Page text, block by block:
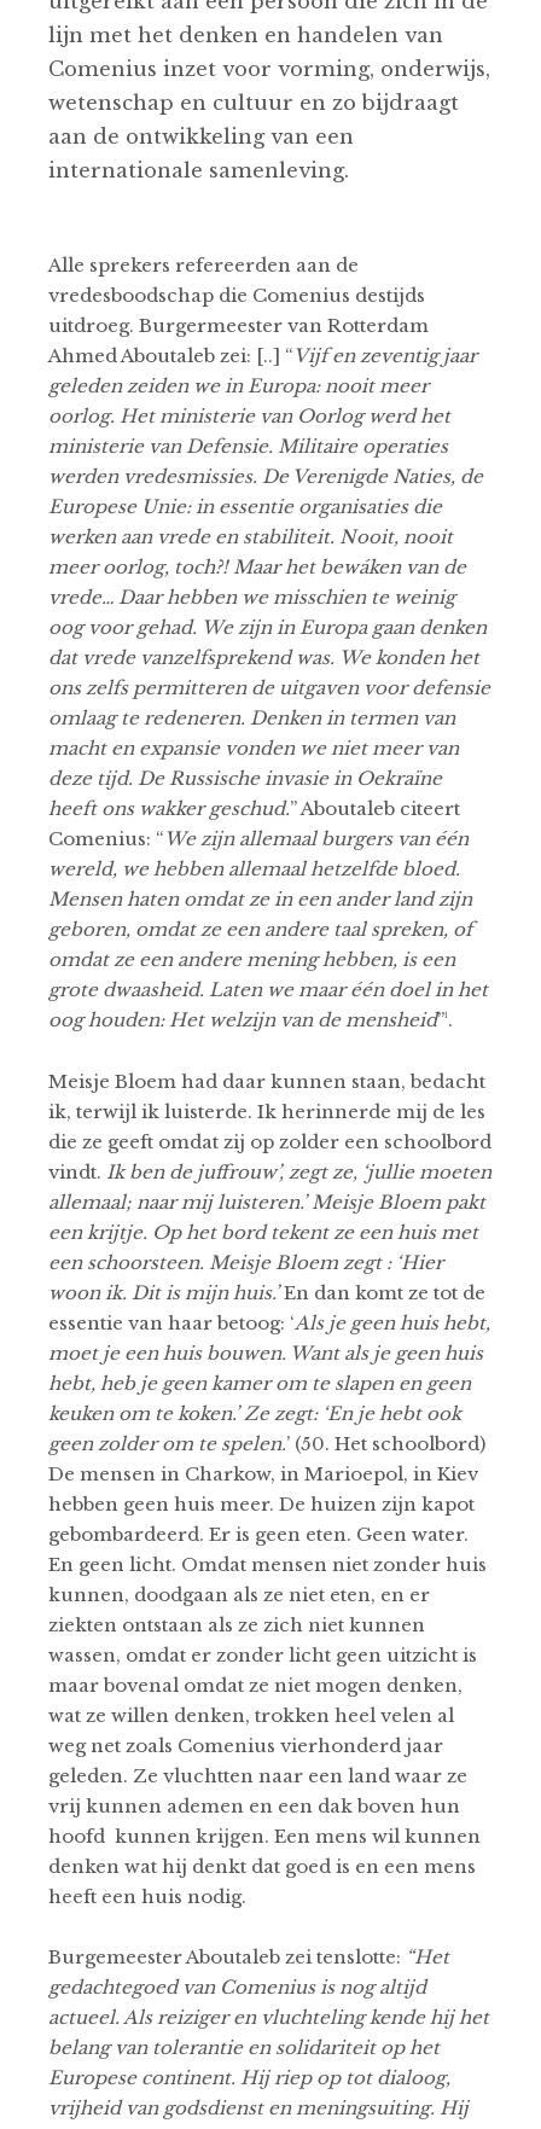
lijn met het denken en handelen van
Comenius inzet voor vorming, onderwijs,
wetenschap en cultuur en zo bijdraagt
aan de ontwikkeling van een
internationale samenleving.
Alle sprekers refereerden aan de
vredesboodschap die Comenius destijds
uitdroeg. Burgermeester van Rotterdam
Ahmed Aboutaleb zei: [..] “Vijf en zeventig jaar
geleden zeiden we in Europa: nooit meer
oorlog. Het ministerie van Oorlog werd het
ministerie van Defensie. Militaire operaties
werden vredesmissies. De Verenigde Naties, de
Europese Unie: in essentie organisaties die
werken aan vrede en stabiliteit. Nooit, nooit
meer oorlog, toch?! Maar het bewáken van de
vrede… Daar hebben we misschien te weinig
oog voor gehad. We zijn in Europa gaan denken
dat vrede vanzelfsprekend was. We konden het
ons zelfs permitteren de uitgaven voor defensie
omlaag te redeneren. Denken in termen van
macht en expansie vonden we niet meer van
deze tijd. De Russische invasie in Oekraïne
heeft ons wakker geschud.” Aboutaleb citeert
Comenius: “We zijn allemaal burgers van één
wereld, we hebben allemaal hetzelfde bloed.
Mensen haten omdat ze in een ander land zijn
geboren, omdat ze een andere taal spreken, of
omdat ze een andere mening hebben, is een
grote dwaasheid. Laten we maar één doel in het
oog houden: Het welzijn van de mensheid”¹.
Meisje Bloem had daar kunnen staan, bedacht
ik, terwijl ik luisterde. Ik herinnerde mij de les
die ze geeft omdat zij op zolder een schoolbord
vindt. Ik ben de juffrouw’, zegt ze, ‘jullie moeten
allemaal; naar mij luisteren.’ Meisje Bloem pakt
een krijtje. Op het bord tekent ze een huis met
een schoorsteen. Meisje Bloem zegt : ‘Hier
woon ik. Dit is mijn huis.’En dan komt ze tot de
essentie van haar betoog: ‘Als je geen huis hebt,
moet je een huis bouwen. Want als je geen huis
hebt, heb je geen kamer om te slapen en geen
keuken om te koken.’ Ze zegt: ‘En je hebt ook
geen zolder om te spelen.’ (50. Het schoolbord)
De mensen in Charkow, in Marioepol, in Kiev
hebben geen huis meer. De huizen zijn kapot
gebombardeerd. Er is geen eten. Geen water.
En geen licht. Omdat mensen niet zonder huis
kunnen, doodgaan als ze niet eten, en er
ziekten ontstaan als ze zich niet kunnen
wassen, omdat er zonder licht geen uitzicht is
maar bovenal omdat ze niet mogen denken,
wat ze willen denken, trokken heel velen al
weg net zoals Comenius vierhonderd jaar
geleden. Ze vluchtten naar een land waar ze
vrij kunnen ademen en een dak boven hun
hoofd kunnen krijgen. Een mens wil kunnen
denken wat hij denkt dat goed is en een mens
heeft een huis nodig.
Burgemeester Aboutaleb zei tenslotte: “Het
gedachtegoed van Comenius is nog altijd
actueel. Als reiziger en vluchteling kende hij het
belang van tolerantie en solidariteit op het
Europese continent. Hij riep op tot dialoog,
vrijheid van godsdienst en meningsuiting. Hij